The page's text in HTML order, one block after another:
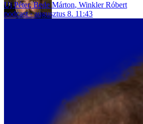
Uj Péter,Bede Márton, Winkler Róbert
podcast
augusztus 8. 11:43